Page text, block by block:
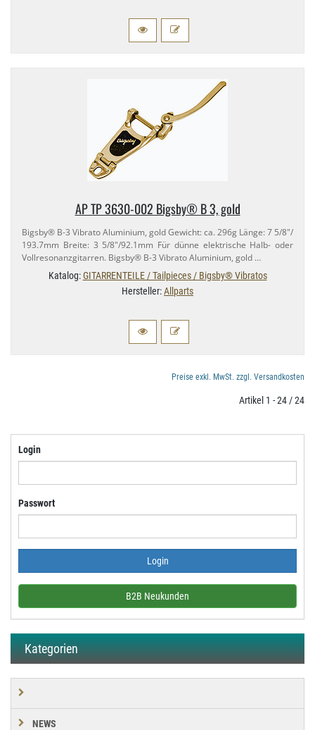
AP TP 3630-​002 Bigsby® B 3, gold
Bigsby® B-​3 Vibrato Aluminium, gold Gewicht: ca. 296g Länge: 7 5/​8"/​
193.​7mm Breite: 3 5/​8"/​92.​1mm Für dünne elektrische Halb- oder
Vollresonanzgitarren. Bigsby® B-​3 Vibrato Aluminium, gold …
Katalog:GITARRENTEILE / Tailpieces / Bigsby® Vibratos
Hersteller:Allparts
Preise exkl. MwSt. zzgl. Versandkosten
Artikel 1 - 24 / 24
Login
Passwort
B2B Neukunden
Kategorien
NEWS